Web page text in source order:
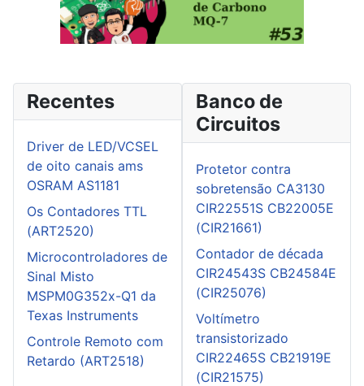
Recentes
Driver de LED/VCSEL
de oito canais ams
OSRAM AS1181
Os Contadores TTL
(ART2520)
Microcontroladores de
Sinal Misto
MSPM0G352x-Q1 da
Texas Instruments
Controle Remoto com
Retardo (ART2518)
Banco de
Circuitos
Protetor contra
sobretensão CA3130
CIR22551S CB22005E
(CIR21661)
Contador de década
CIR24543S CB24584E
(CIR25076)
Voltímetro
transistorizado
CIR22465S CB21919E
(CIR21575)